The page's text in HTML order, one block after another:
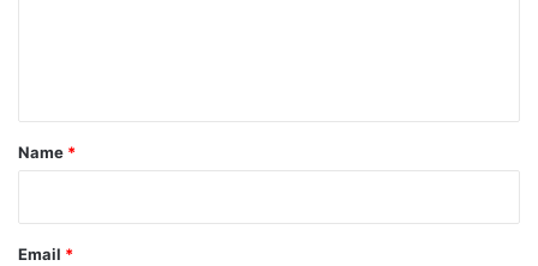
*
Name *
Email *